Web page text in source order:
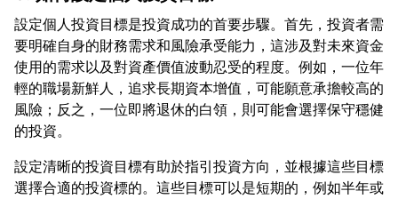
設定個人投資目標是投資成功的首要步驟。首先，投資者需
要明確自身的財務需求和風險承受能力，這涉及對未來資金
使用的需求以及對資產價值波動忍受的程度。例如，一位年
輕的職場新鮮人，追求長期資本增值，可能願意承擔較高的
風險；反之，一位即將退休的白領，則可能會選擇保守穩健
設定清晰的投資目標有助於指引投資方向，並根據這些目標
選擇合適的投資標的。這些目標可以是短期的，例如半年或